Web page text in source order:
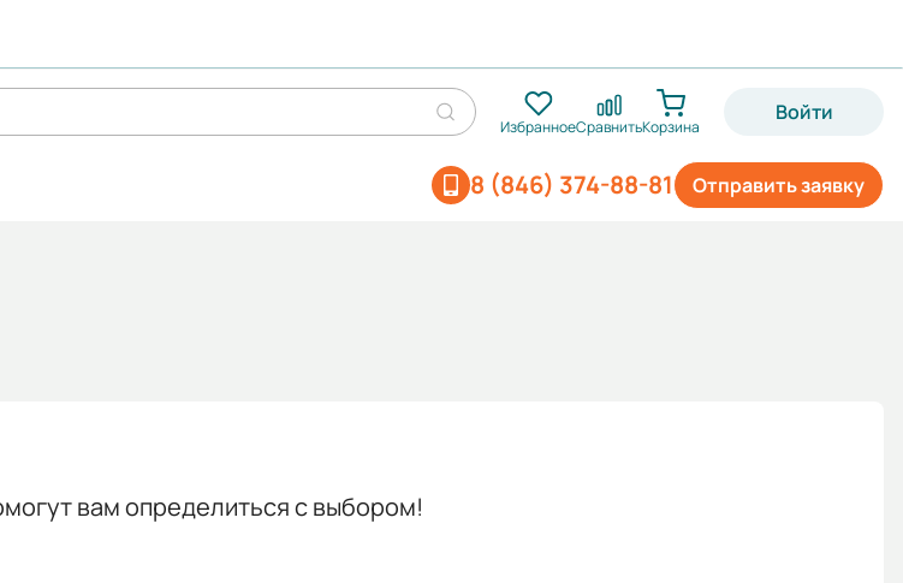
ИзбранноеСравнитьКорзина
Войти
Отправить заявку
8 (846) 374-88-81
вам определиться с выбором!